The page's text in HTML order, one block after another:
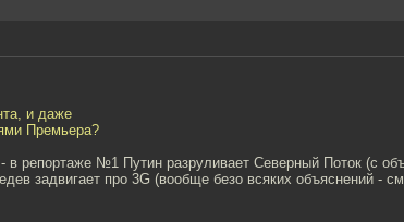
и даже
Премьера?
репортаже №1 Путин разруливает Северный Поток (с
задвигает про 3G (вообще безо всяких объяснений -